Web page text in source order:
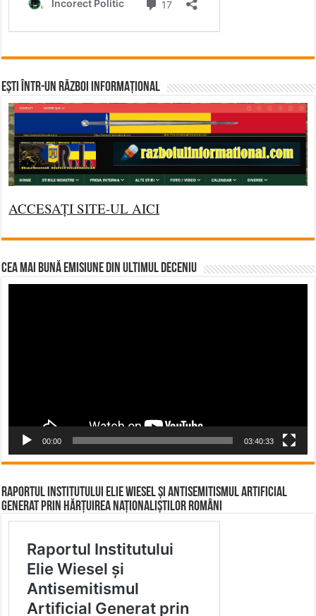
Ești într-un RĂZBOI INFORMAȚIONAL
ACCESAȚI SITE-UL AICI
CEA MAI BUNĂ EMISIUNE DIN ULTIMUL DECENIU
00:00 03:40:33
Raportul Institutului Elie Wiesel și Antisemitismul Artificial
Generat prin Hărțuirea Naționaliștilor Români